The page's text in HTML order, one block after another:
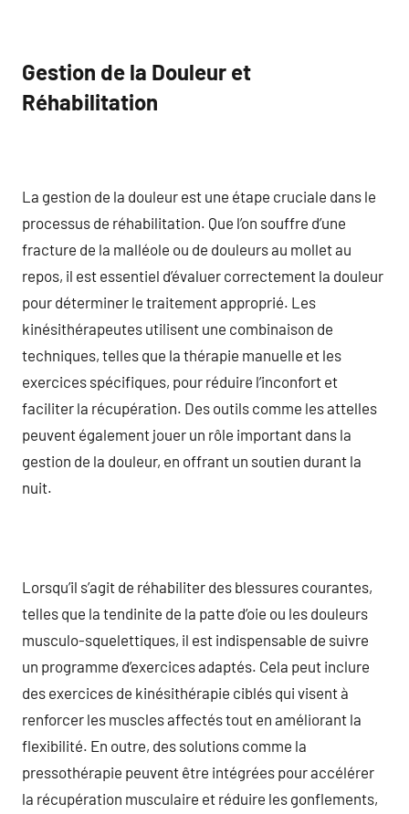
Gestion de la Douleur et
Réhabilitation
La gestion de la douleur est une étape cruciale dans le
processus de réhabilitation. Que l’on souffre d’une
fracture de la malléole ou de douleurs au mollet au
repos, il est essentiel d’évaluer correctement la douleur
pour déterminer le traitement approprié. Les
kinésithérapeutes utilisent une combinaison de
techniques, telles que la thérapie manuelle et les
exercices spécifiques, pour réduire l’inconfort et
faciliter la récupération. Des outils comme les attelles
peuvent également jouer un rôle important dans la
gestion de la douleur, en offrant un soutien durant la
nuit.
Lorsqu’il s’agit de réhabiliter des blessures courantes,
telles que la tendinite de la patte d’oie ou les douleurs
musculo-squelettiques, il est indispensable de suivre
un programme d’exercices adaptés. Cela peut inclure
des exercices de kinésithérapie ciblés qui visent à
renforcer les muscles affectés tout en améliorant la
flexibilité. En outre, des solutions comme la
pressothérapie peuvent être intégrées pour accélérer
la récupération musculaire et réduire les gonflements,